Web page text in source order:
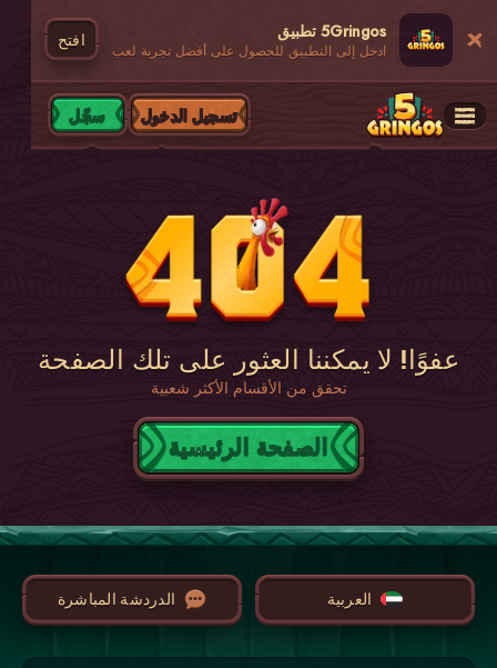
5Gringos تطبيق
ادخل إلى التطبيق للحصول على أفضل تجربة لعب
افتح
تسجيل الدخول سجّل
عفوًا! لا يمكننا العثور على تلك الصفحة
تحقق من الأقسام الأكثر شعبية
الصفحة الرئيسية
العربية الدردشة المباشرة